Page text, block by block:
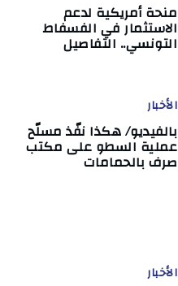
منحة أمريكية لدعم
الاستثمار في الفسفاط
التونسي.. التفاصيل
الأخبار
بالفيديو/ هكذا نفّذ مسلّح
عملية السطو على مكتب
صرف بالحمامات
الأخبار